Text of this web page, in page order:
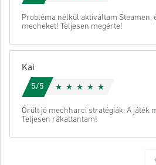
Probléma nélkül aktiváltam Steamen,
mecheket! Teljesen megérte!
Kai
5/5
Őrült jó mechharci stratégiák. A játék
Teljesen rákattantam!